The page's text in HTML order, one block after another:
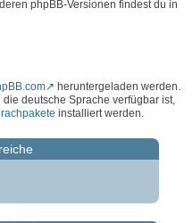
phpBB-Versionen findest du in
heruntergeladen werden.
deutsche Sprache verfügbar ist,
installiert werden.